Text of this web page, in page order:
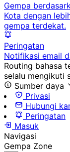
Gempa
Kota dengan
gempa terdekat.
Peringatan
Notifikasi email
Routing bahasa
selalu mengikuti
Sumber daya
Privasi
Hubungi
Peringatan
Masuk
Navigasi
Gempa Zone